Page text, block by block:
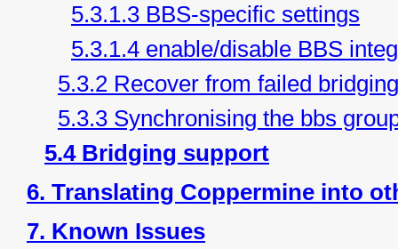
5.3.1.3 BBS-specific settings
5.3.1.4 enable/disable BBS
5.3.2 Recover from failed bridging
5.3.3 Synchronising the bbs
5.4 Bridging support
6. Translating Coppermine into
7. Known Issues